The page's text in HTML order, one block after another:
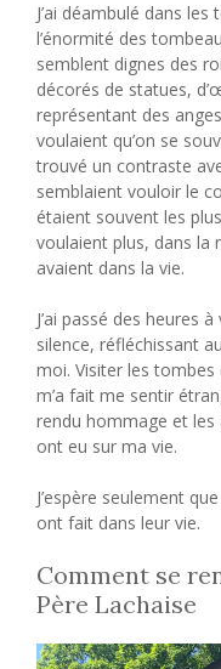
J’ai déambulé dans
l’énormité des
semblent dignes des
décorés de statues,
représentant des
voulaient qu’on se
trouvé un contraste
semblaient vouloir le
étaient souvent les
voulaient plus, dans la
avaient dans la vie.
J’ai passé des heures
silence, réfléchissant
moi. Visiter les tombes
m’a fait me sentir
rendu hommage et les
ont eu sur ma vie.
J’espère seulement
ont fait dans leur vie.
Comment se
Père Lachaise